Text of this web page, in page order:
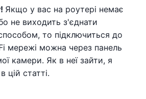
Якщо у вас на роутері немає
не виходить з'єднати
то підключиться до
мережі можна через панель
камери. Як в неї зайти, я
цій статті.